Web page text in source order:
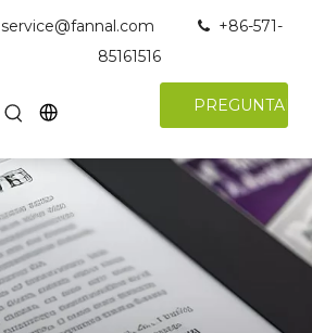
service@fannal.com +86-571-
85161516
PREGUNTAR